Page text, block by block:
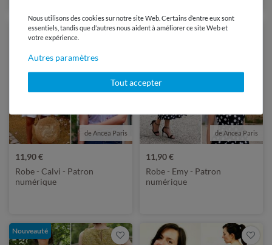
de Ancea Paris
11,90 €
Robe - Calvi - Patron
numérique
de Ancea Paris
11,90 €
Robe - Emy - Patron
numérique
Nouveauté
Nous utilisons des cookies sur notre site Web. Certains d’entre eux sont
essentiels, tandis que d’autres nous aident à améliorer ce site Web et
votre expérience.
Autres paramètres
Tout accepter